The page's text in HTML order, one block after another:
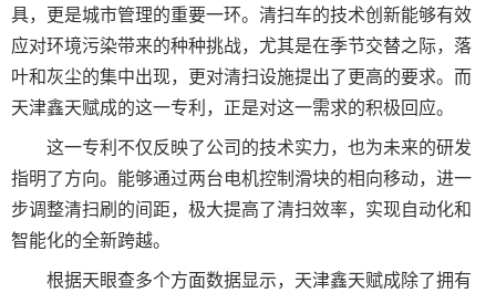
具，更是城市管理的重要一环。清扫车的技术创新能够有效
应对环境污染带来的种种挑战，尤其是在季节交替之际，落
叶和灰尘的集中出现，更对清扫设施提出了更高的要求。而
天津鑫天赋成的这一专利，正是对这一需求的积极回应。
这一专利不仅反映了公司的技术实力，也为未来的研发
指明了方向。能够通过两台电机控制滑块的相向移动，进一
步调整清扫刷的间距，极大提高了清扫效率，实现自动化和
智能化的全新跨越。
根据天眼查多个方面数据显示，天津鑫天赋成除了拥有